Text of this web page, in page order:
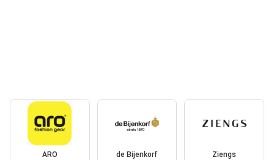
ARO de Bijenkorf Ziengs